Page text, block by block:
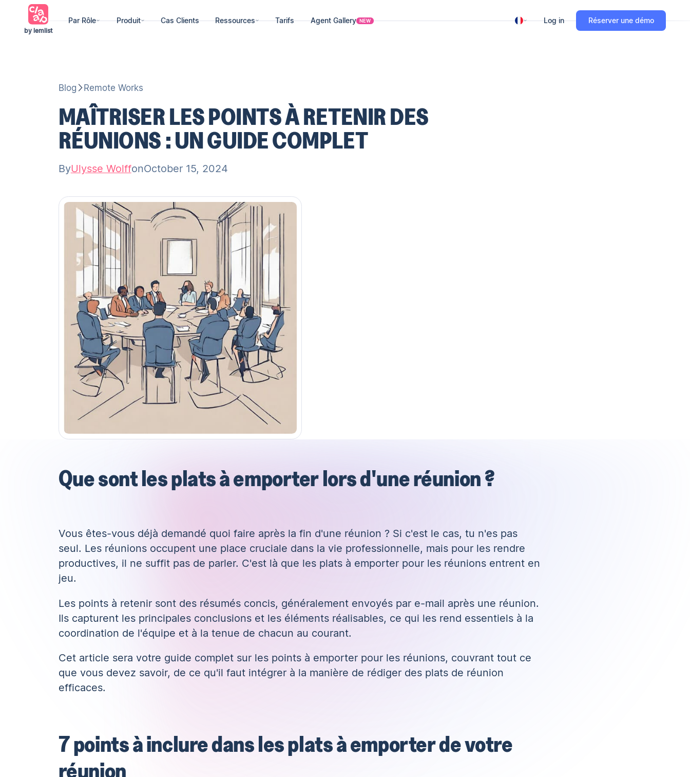
by lemlist
Par Rôle Produit Cas Clients Ressources Tarifs Agent Gallery NEW Log in Réserver une démo
Blog Remote Works
MAÎTRISER LES POINTS À RETENIR DES
RÉUNIONS : UN GUIDE COMPLET
ByUlysse WolffonOctober 15, 2024
Que sont les plats à emporter lors d'une réunion ?
Vous êtes-vous déjà demandé quoi faire après la fin d'une réunion ? Si c'est le cas, tu n'es pas
seul. Les réunions occupent une place cruciale dans la vie professionnelle, mais pour les rendre
productives, il ne suffit pas de parler. C'est là que les plats à emporter pour les réunions entrent en
jeu.
Les points à retenir sont des résumés concis, généralement envoyés par e-mail après une réunion.
Ils capturent les principales conclusions et les éléments réalisables, ce qui les rend essentiels à la
coordination de l'équipe et à la tenue de chacun au courant.
Cet article sera votre guide complet sur les points à emporter pour les réunions, couvrant tout ce
que vous devez savoir, de ce qu'il faut intégrer à la manière de rédiger des plats de réunion
efficaces.
7 points à inclure dans les plats à emporter de votre
réunion